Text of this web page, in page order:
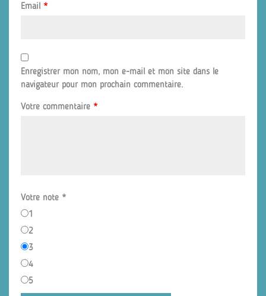
Email *
Enregistrer mon nom, mon e-mail et mon site dans le
navigateur pour mon prochain commentaire.
Votre commentaire *
Votre note *
1
2
3
4
5